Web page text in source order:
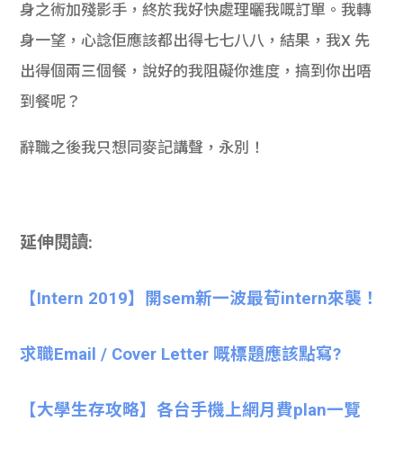
身之術加殘影手，終於我好快處理曬我嘅訂單。我轉
身一望，心諗佢應該都出得七七八八，結果，我X 先
出得個兩三個餐，說好的我阻礙你進度，搞到你出唔
到餐呢？
辭職之後我只想同麥記講聲，永別！
延伸閱讀:
【Intern 2019】開sem新一波最荀intern來襲！
求職Email / Cover Letter 嘅標題應該點寫?
【大學生存攻略】各台手機上網月費plan一覽